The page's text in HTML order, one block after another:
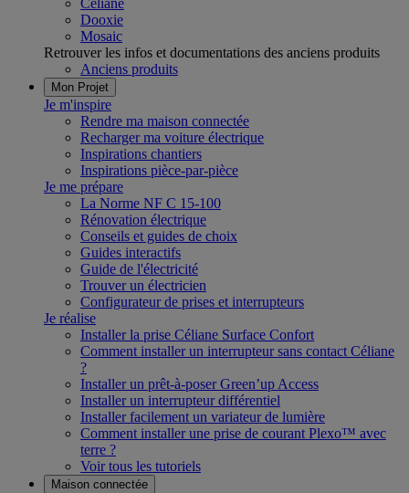
Céliane
Dooxie
Mosaic
Retrouver les infos et documentations des anciens produits
Anciens produits
Mon Projet
Je m'inspire
Rendre ma maison connectée
Recharger ma voiture électrique
Inspirations chantiers
Inspirations pièce-par-pièce
Je me prépare
La Norme NF C 15-100
Rénovation électrique
Conseils et guides de choix
Guides interactifs
Guide de l'électricité
Trouver un électricien
Configurateur de prises et interrupteurs
Je réalise
Installer la prise Céliane Surface Confort
Comment installer un interrupteur sans contact Céliane
?
Installer un prêt-à-poser Green’up Access
Installer un interrupteur différentiel
Installer facilement un variateur de lumière
Comment installer une prise de courant Plexo™ avec
terre ?
Voir tous les tutoriels
Maison connectée